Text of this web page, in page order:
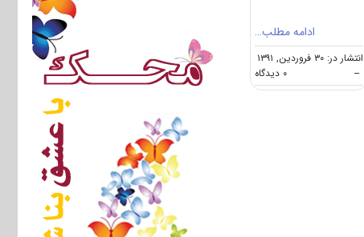
ادامه مطلب…
انتشار در: ۳۰ فروردین, ۱۳۹۱
--
۰ دیدگاه
ضرایب